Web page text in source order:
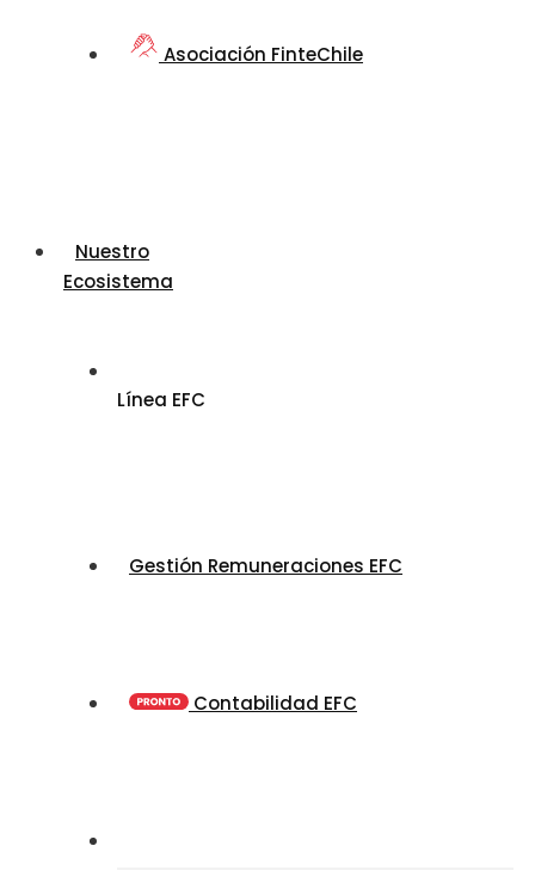
Asociación FinteChile
Nuestro
Ecosistema
Línea EFC
Gestión Remuneraciones EFC
Contabilidad EFC